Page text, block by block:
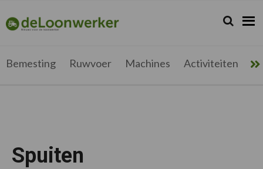
de
hoofdnavigatie
de
hoofd
de
voettekst
deloonwerker.be Zoeken...
Zoek
Bemesting Ruwvoer Machines Activiteiten
Spuiten